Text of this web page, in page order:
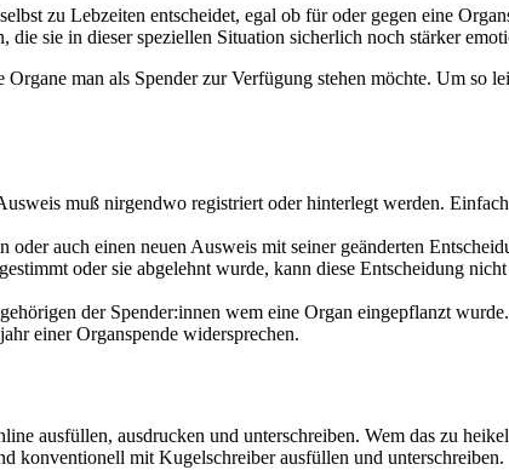
zu Lebzeiten entscheidet, egal ob für oder gegen eine
sie in dieser speziellen Situation sicherlich noch stärker
man als Spender zur Verfügung stehen möchte. Um so
muß nirgendwo registriert oder hinterlegt werden.
auch einen neuen Ausweis mit seiner geänderten
oder sie abgelehnt wurde, kann diese Entscheidung
der Spender:innen wem eine Organ eingepflanzt wurde.
einer Organspende widersprechen.
ausfüllen, ausdrucken und unterschreiben. Wem das zu
konventionell mit Kugelschreiber ausfüllen und unterschreiben.